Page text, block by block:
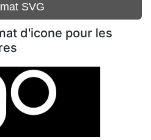
SVG
d'icone pour les